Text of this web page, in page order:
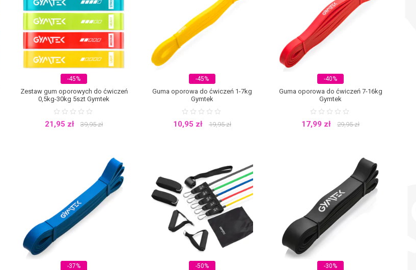
-45%
Zestaw gum oporowych do ćwiczeń
0,5kg-30kg 5szt Gymtek
21,95 zł 39,95zł
-45%
Guma oporowa do ćwiczeń 1-7kg
Gymtek
10,95 zł 19,95zł
-40%
Guma oporowa do ćwiczeń 7-16kg
Gymtek
17,99 zł 29,95zł
-37% -50% -30%